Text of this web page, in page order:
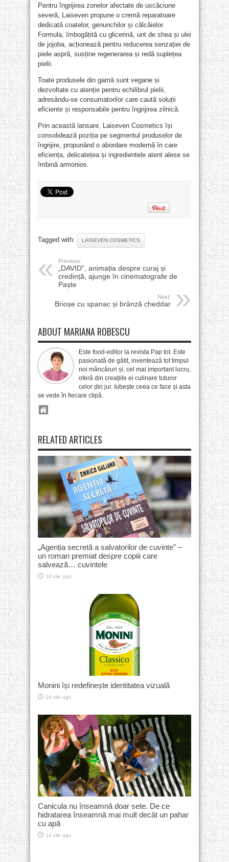
Pentru îngrijirea zonelor afectate de uscăciune
severă, Laiseven propune o cremă reparatoare
dedicată coatelor, genunchilor și călcâielor.
Formula, îmbogățită cu glicerină, unt de shea și ulei
de jojoba, acționează pentru reducerea senzației de
piele aspră, susține regenerarea și redă suplețea
pielii.
Toate produsele din gamă sunt vegane și
dezvoltate cu atenție pentru echilibrul pielii,
adresându-se consumatorilor care caută soluții
eficiente și responsabile pentru îngrijirea zilnică.
Prin această lansare, Laiseven Cosmetics își
consolidează poziția pe segmentul produselor de
îngrijire, propunând o abordare modernă în care
eficiența, delicatețea și ingredientele atent alese se
îmbină armonios.
Tagged with: LAISEVEN COSMETICS
Previous:
„DAVID”, animația despre curaj și
credință, ajunge în cinematografe de
Paște
Next:
Brioșe cu spanac și brânză cheddar
ABOUT MARIANA ROBESCU
Este food-editor la revista Pap tot. Este
pasionată de gătit, inventează tot timpul
noi mâncăruri și, cel mai important lucru,
oferă din creațiile ei culinare tuturor
celor din jur. Iubește ceea ce face și asta
se vede în fiecare clipă.
RELATED ARTICLES
„Agenția secretă a salvatorilor de cuvinte” –
un roman premiat despre copiii care
salvează… cuvintele
10 zile ago
Monini își redefinește identitatea vizuală
14 zile ago
Canicula nu înseamnă doar sete. De ce
hidratarea înseamnă mai mult decât un pahar
cu apă
14 zile ago